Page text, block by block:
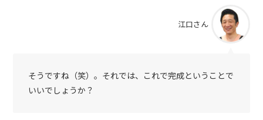
江口さん
そうですね（笑）。それでは、これで完成ということで
いいでしょうか？